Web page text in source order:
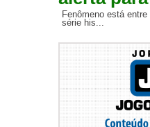
Fenômeno está
série his...